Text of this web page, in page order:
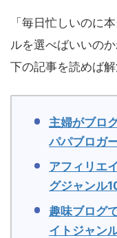
「毎日忙しいのに
ルを選べばいいの
下の記事を読めば
主婦がブロ
パパブロガ
アフィリエ
グジャンル
趣味ブログ
イトジャン